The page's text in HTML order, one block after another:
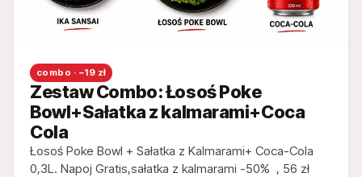
combo · −19 zł
Zestaw Combo: Łosoś Poke
Bowl+Sałatka z kalmarami+Coca
Cola
Łosoś Poke Bowl + Sałatka z Kalmarami+ Coca-Cola
0,3L. Napoj Gratis,sałatka z kalmarami -50% , 56 zł